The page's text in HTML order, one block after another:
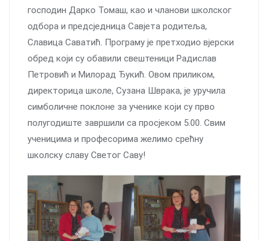
господин Дарко Томаш, као и чланови школског
одбора и предсједница Савјета родитеља,
Славица Саватић. Програму је претходио вјерски
обред који су обавили свештеници Радислав
Петровић и Милорад Ђукић. Овом приликом,
директорица школе, Сузана Шврака, је уручила
симболичне поклоне за ученике који су прво
полугодиште завршили са просјеком 5.00. Свим
ученицима и професорима желимо срећну
школску славу Светог Саву!